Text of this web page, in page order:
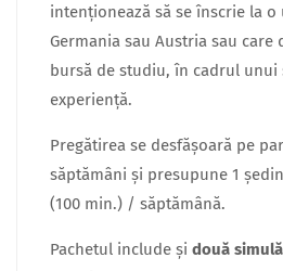
intenționează să se înscrie la
Germania sau Austria sau care
bursă de studiu, în cadrul unui
experiență.
Pregătirea se desfășoară pe
săptămâni și presupune 1
(100 min.) / săptămână.
Pachetul include și două